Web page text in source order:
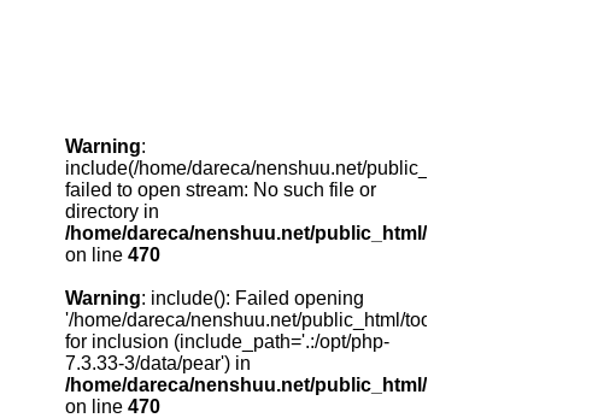
Warning:
include(/home/dareca/nenshuu.net/public_html/tool/hayami/
failed to open stream: No such file or
directory in
/home/dareca/nenshuu.net/public_html/tool/hayami/
on line 470
Warning: include(): Failed opening
'/home/dareca/nenshuu.net/public_html/tool/hayami/
for inclusion (include_path='.:/opt/php-
7.3.33-3/data/pear') in
/home/dareca/nenshuu.net/public_html/tool/hayami/
on line 470